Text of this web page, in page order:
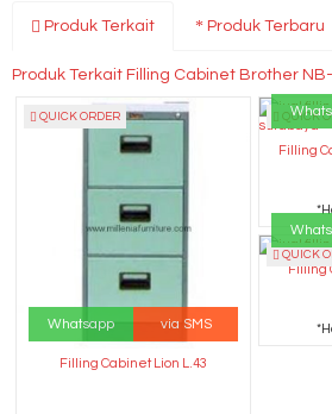
Produk Terkait Produk Terbaru
Produk Terkait Filling Cabinet Brother
QUICK ORDER
Whatsapp via SMS
Filling Cabinet Lion L.43
QUICK
Filling
QUICK
Filling